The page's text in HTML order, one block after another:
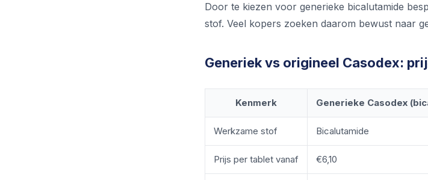
Door te kiezen voor generieke bicalutamide
stof. Veel kopers zoeken daarom bewust naar
Generiek vs origineel Casodex:
Kenmerk Generieke Casodex
Werkzame stof Bicalutamide
Prijs per tablet vanaf €6,10